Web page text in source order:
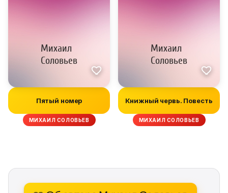
Пятый номер
МИХАИЛ СОЛОВЬЕВ
Книжный червь. Повесть
МИХАИЛ СОЛОВЬЕВ